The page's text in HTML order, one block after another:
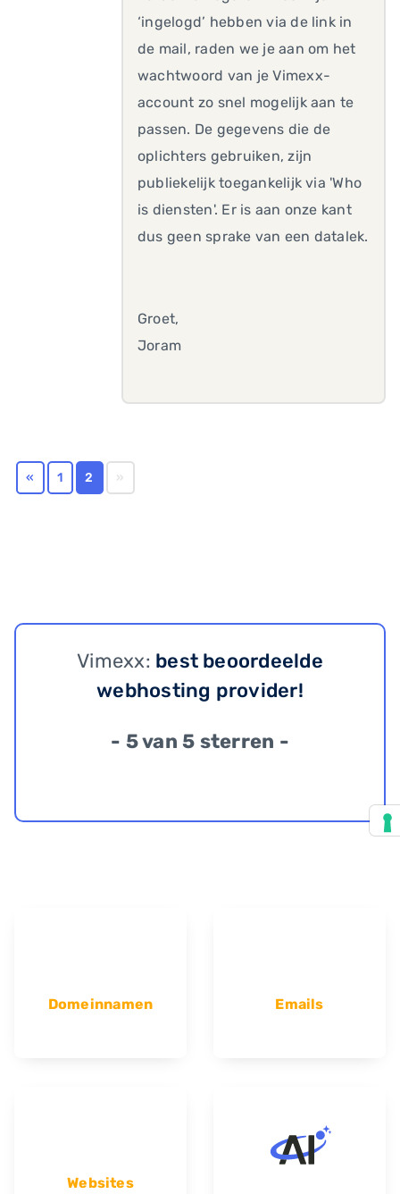
‘ingelogd’ hebben via de link in
de mail, raden we je aan om het
wachtwoord van je Vimexx-
account zo snel mogelijk aan te
passen. De gegevens die de
oplichters gebruiken, zijn
publiekelijk toegankelijk via 'Who
is diensten'. Er is aan onze kant
dus geen sprake van een datalek.
Groet,
Joram
« 1 2 »
Vimexx: best beoordeelde
webhosting provider!
- 5 van 5 sterren -
Domeinnamen Emails
Websites